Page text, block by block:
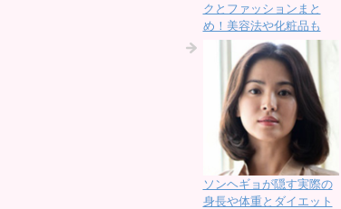
クとファッションまと
め！美容法や化粧品も
ソンヘギョが隠す実際の
身長や体重とダイエット